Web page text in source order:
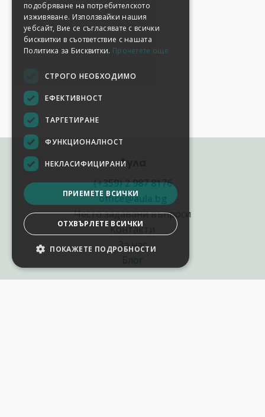
Аула
(+359) 2 987 8176
office@aula.bg
Често задавани въпроси
Контакти
За нас
подобряване на потребителското
изживяване. Използвайки нашия
уебсайт, Вие се съгласявате с всички
бисквитки в съответствие с нашата
Политика за Бисквитки. Прочетете още
СТРОГО НЕОБХОДИМО
ЕФЕКТИВНОСТ
ТАРГЕТИРАНЕ
ФУНКЦИОНАЛНОСТ
НЕКЛАСИФИЦИРАНИ
ПРИЕМЕТЕ ВСИЧКИ
ОТХВЪРЛЕТЕ ВСИЧКИ
ПОКАЖЕТЕ ПОДРОБНОСТИ